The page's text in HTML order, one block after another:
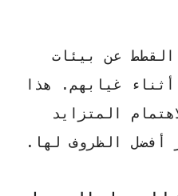
عن بيئات
غيابهم. هذا
المتزايد
أفضل الظروف لها.